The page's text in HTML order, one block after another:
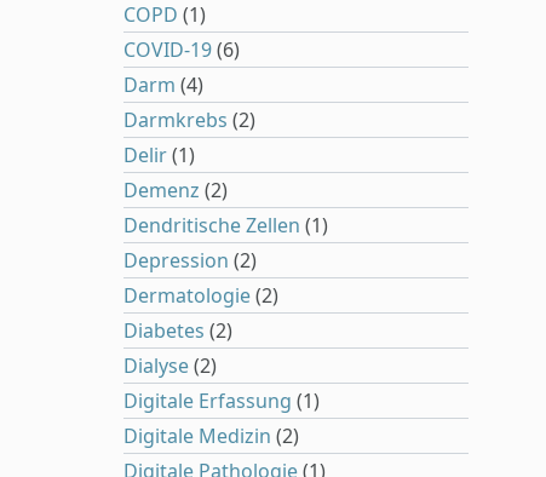
COPD (1)
COVID-19(6)
Darm (4)
Darmkrebs (2)
Delir(1)
Demenz (2)
Dendritische Zellen (1)
Depression (2)
Dermatologie(2)
Diabetes (2)
Dialyse(2)
Digitale Erfassung (1)
Digitale Medizin (2)
Digitale Pathologie(1)